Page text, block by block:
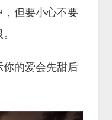
但要小心不要
的爱会先甜后